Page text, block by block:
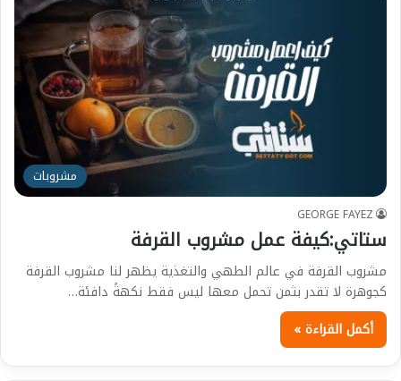
مشروبات
GEORGE FAYEZ
ستاتي:كيفة عمل مشروب القرفة
مشروب القرفة في عالم الطهي والتغذية يظهر لنا مشروب القرفة
كجوهرة لا تقدر بثمن تحمل معها ليس فقط نكهةً دافئة…
أكمل القراءة »